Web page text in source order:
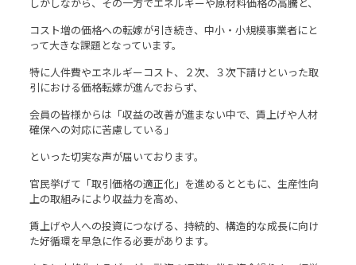
コスト増の価格への転嫁が引き続き、中小・小規模事業者にと
って大きな課題となっています。
特に人件費やエネルギーコスト、２次、３次下請けといった取
引における価格転嫁が進んでおらず、
会員の皆様からは「収益の改善が進まない中で、賃上げや人材
確保への対応に苦慮している」
といった切実な声が届いております。
官民挙げて「取引価格の適正化」を進めるとともに、生産性向
上の取組みにより収益力を高め、
賃上げや人への投資につなげる、持続的、構造的な成長に向け
た好循環を早急に作る必要があります。